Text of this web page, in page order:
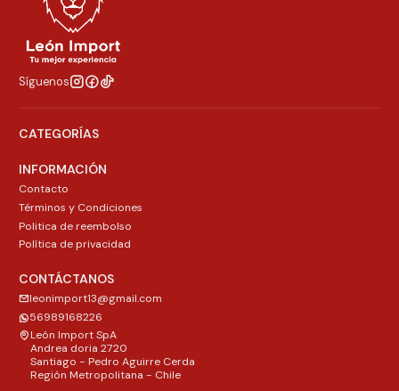
Síguenos
CATEGORÍAS
INFORMACIÓN
Contacto
Términos y Condiciones
Politica de reembolso
Política de privacidad
CONTÁCTANOS
leonimport13@gmail.com
56989168226
León Import SpA
Andrea doria 2720
Santiago - Pedro Aguirre Cerda
Región Metropolitana - Chile